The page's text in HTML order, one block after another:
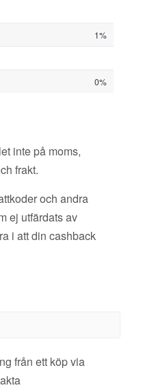
1%
0%
inte på moms,
frakt.
och andra
ej utfärdats av
i att din cashback
från ett köp via